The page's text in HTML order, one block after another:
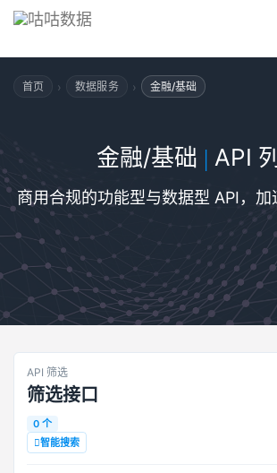
首页 › 数据服务 › 金融/基础
金融/基础 | API
商用合规的功能型与数据型 API，
API 筛选
筛选接口
0 个
智能搜索